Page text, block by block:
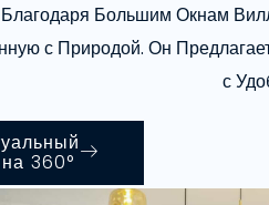
Большим Окнам
с Природой. Он
с
360°